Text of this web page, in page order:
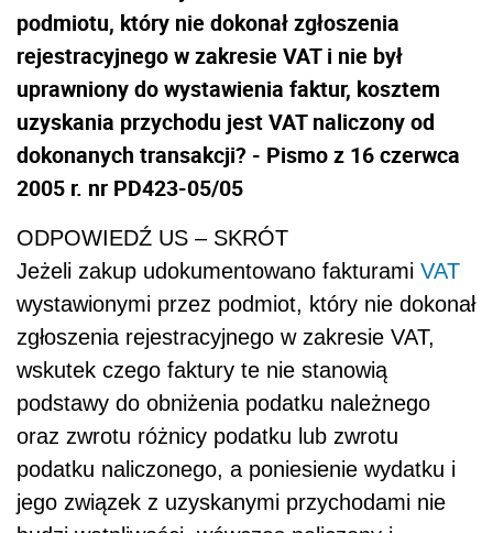
podmiotu, który nie dokonał zgłoszenia
rejestracyjnego w zakresie VAT i nie był
uprawniony do wystawienia faktur, kosztem
uzyskania przychodu jest VAT naliczony od
dokonanych transakcji? - Pismo z 16 czerwca
2005 r. nr PD423-05/05
ODPOWIEDŹ US – SKRÓT
Jeżeli zakup udokumentowano fakturami VAT
wystawionymi przez podmiot, który nie dokonał
zgłoszenia rejestracyjnego w zakresie VAT,
wskutek czego faktury te nie stanowią
podstawy do obniżenia podatku należnego
oraz zwrotu różnicy podatku lub zwrotu
podatku naliczonego, a poniesienie wydatku i
jego związek z uzyskanymi przychodami nie